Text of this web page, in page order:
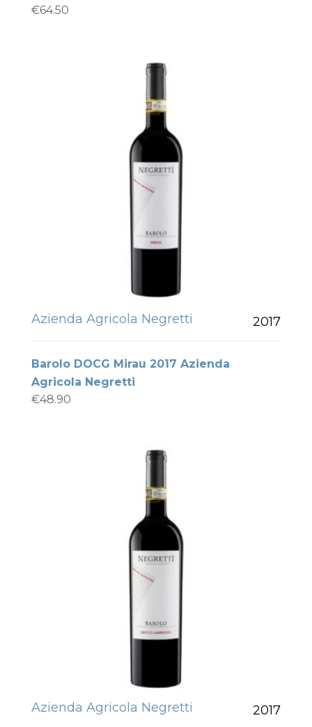
€64.50
Azienda Agricola Negretti 2017
Barolo DOCG Mirau 2017 Azienda
Agricola Negretti
€48.90
Azienda Agricola Negretti 2017